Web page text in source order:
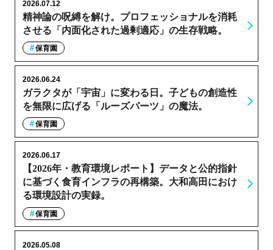
精神論の呪縛を解け。プロフェッショナルを消耗
させる「内面化された過剰適応」の生存戦略。
2026.07.12
保育園
ガラクタが「宇宙」に変わる日。子どもの創造性
を無限に広げる「ルーズパーツ」の魔法。
2026.06.24
保育園
【2026年・教育環境レポート】データと公的指針
に基づく食育インフラの再構築。大和高田におけ
る環境設計の実録。
2026.06.17
保育園
2026.05.08